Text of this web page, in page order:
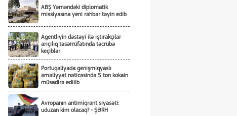
ABŞ Yəməndəki diplomatik
missiyasına yeni rəhbər təyin edib
Agentliyin dəstəyi ilə iştirakçılar
arıçılıq təsərrüfatında təcrübə
keçiblər
Portuqaliyada genişmiqyaslı
əməliyyat nəticəsində 5 ton kokain
müsadirə edilib
Avropanın antimiqrant siyasəti:
uduzan kim olacaq? - ŞƏRH